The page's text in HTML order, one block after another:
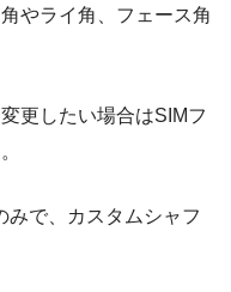
やライ角、フェース角
更したい場合はSIMフ
みで、カスタムシャフ